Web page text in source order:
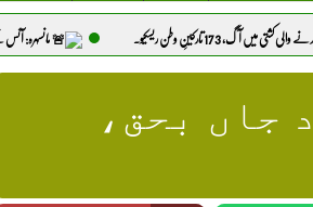
مانسہرہ: آئس کے نشے کے عادی شخص نے
حادثہ: 7 افراد جاں بحق،